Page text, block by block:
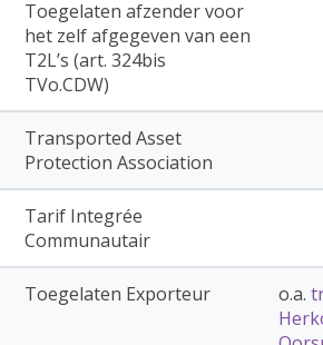
Toegelaten afzender voor
het zelf afgegeven van een
T2L’s (art. 324bis
TVo.CDW)
Transported Asset
Protection Association
Tarif Integrée
Communautair
Toegelaten Exporteur o.a.